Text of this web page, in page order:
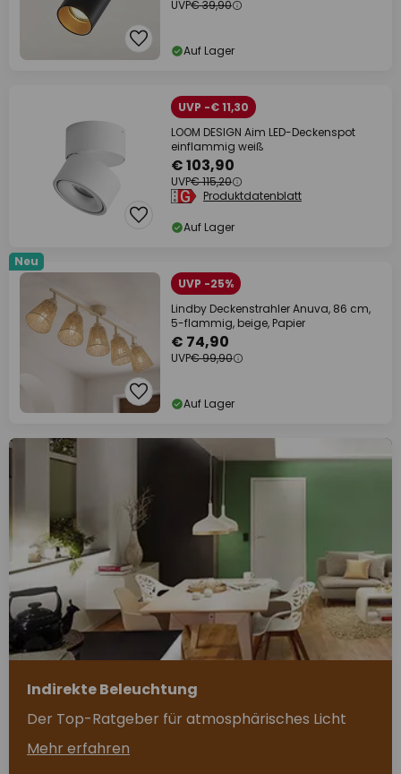
UVP€ 39,90
Auf Lager
UVP -€ 11,30
LOOM DESIGN Aim LED-Deckenspot
einflammig weiß
€ 103,90
UVP€ 115,20
Produktdatenblatt
Auf Lager
Neu
UVP -25%
Lindby Deckenstrahler Anuva, 86 cm,
5-flammig, beige, Papier
€ 74,90
UVP€ 99,90
Auf Lager
Indirekte Beleuchtung
Der Top-Ratgeber für atmosphärisches Licht
Mehr erfahren